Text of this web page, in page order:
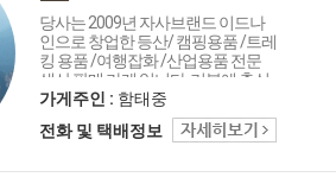
당사는 2009년 자사브랜드 이드나
인으로 창업한 등산/ 캠핑용품 /트레
킹 용품 /여행잡화 /산업용품 전문
생산 판매 가게 입니다. 기본에 충실
한, 합리적인 가격의 장비 생산 판매
를 목표로 뛰고 있습니다.
가게주인 : 함태중
전화 및 택배정보